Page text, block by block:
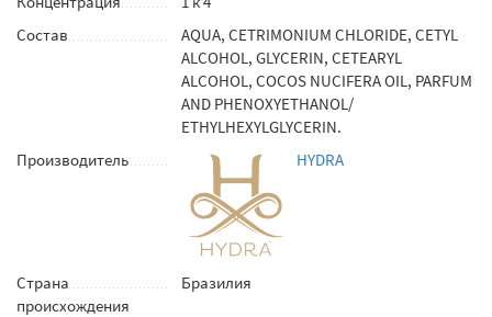
Состав
AQUA, CETRIMONIUM CHLORIDE, CETYL
ALCOHOL, GLYCERIN, CETEARYL
ALCOHOL, COCOS NUCIFERA OIL, PARFUM
AND PHENOXYETHANOL/
ETHYLHEXYLGLYCERIN.
Производитель
HYDRA
Страна
происхождения
Бразилия